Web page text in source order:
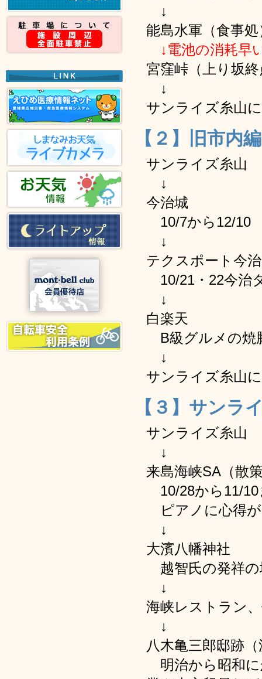
↓
能島水軍（食事
↓電池の消耗早
宮窪峠（上り坂
↓
サンライズ糸山
【２】旧市内編
サンライズ糸山
↓
今治城
10/7から12/10
↓
テクスポート今治
10/21・22今治
↓
白楽天
B級グルメの焼
↓
サンライズ糸山
【３】サンラ
サンライズ糸山
↓
来島海峡SA（散
10/28から11/
ピアノに心得
↓
大濱八幡神社
越智氏の発祥の
↓
海峡レストラン
↓
八木亀三郎邸跡
明治から昭和に